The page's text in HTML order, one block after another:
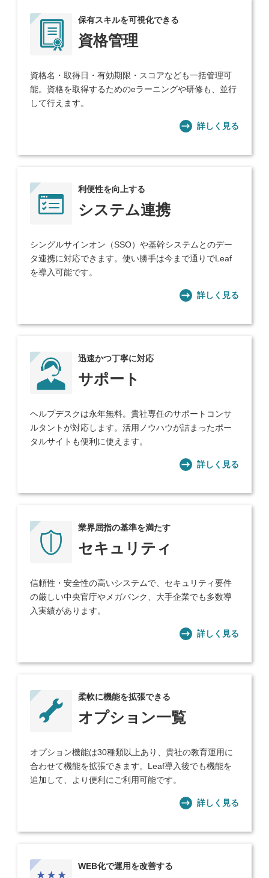
保有スキルを可視化できる
資格管理
資格名・取得日・有効期限・スコアなども一括管理可
能。資格を取得するためのeラーニングや研修も、並行
して行えます。
詳しく見る
利便性を向上する
システム連携
シングルサインオン（SSO）や基幹システムとのデー
タ連携に対応できます。使い勝手は今まで通りでLeaf
を導入可能です。
詳しく見る
迅速かつ丁寧に対応
サポート
ヘルプデスクは永年無料。貴社専任のサポートコンサ
ルタントが対応します。活用ノウハウが詰まったポー
タルサイトも便利に使えます。
詳しく見る
業界屈指の基準を満たす
セキュリティ
信頼性・安全性の高いシステムで、セキュリティ要件
の厳しい中央官庁やメガバンク、大手企業でも多数導
入実績があります。
詳しく見る
柔軟に機能を拡張できる
オプション一覧
オプション機能は30種類以上あり、貴社の教育運用に
合わせて機能を拡張できます。Leaf導入後でも機能を
追加して、より便利にご利用可能です。
詳しく見る
WEB化で運用を改善する